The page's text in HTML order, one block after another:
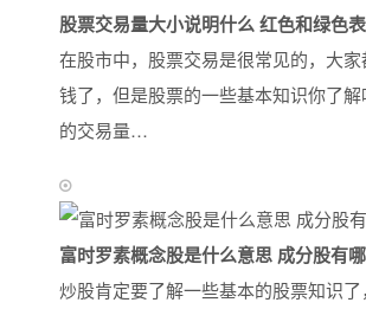
股票交易量大小说明什么 红色和绿色
在股市中，股票交易是很常见的，大
钱了，但是股票的一些基本知识你了
的交易量…
富时罗素概念股是什么意思 成分股有哪
炒股肯定要了解一些基本的股票知识